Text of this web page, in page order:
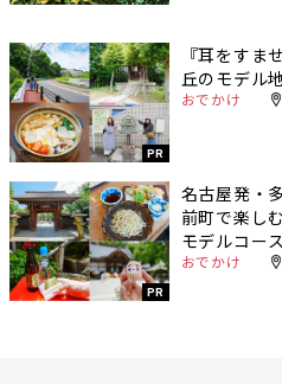
PR
『耳をすま
丘のモデル
おでかけ
PR
名古屋発・
前町で楽し
モデルコース
おでかけ